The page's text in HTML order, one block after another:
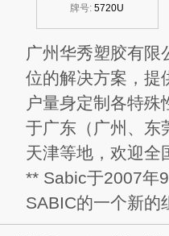
牌号:5720U
广州华秀塑胶有限
位的解决方案，提
户量身定制各特
于广东（广州、东
天津等地，欢迎全
** Sabic于2007年
SABIC的一个新的